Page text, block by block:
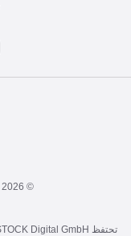
© 2026 BIRKENSTOCK Digital GmbH